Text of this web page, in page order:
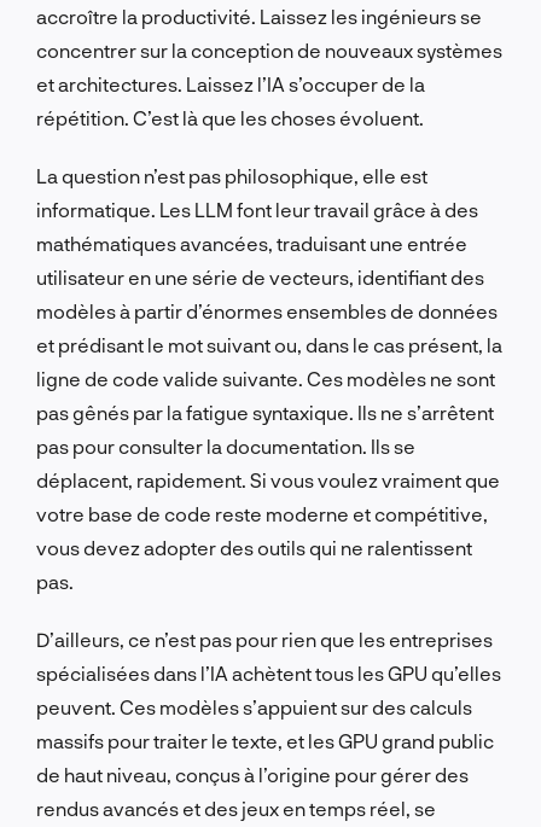
accroître la productivité. Laissez les ingénieurs se
concentrer sur la conception de nouveaux systèmes
et architectures. Laissez l’IA s’occuper de la
répétition. C’est là que les choses évoluent.
La question n’est pas philosophique, elle est
informatique. Les LLM font leur travail grâce à des
mathématiques avancées, traduisant une entrée
utilisateur en une série de vecteurs, identifiant des
modèles à partir d’énormes ensembles de données
et prédisant le mot suivant ou, dans le cas présent, la
ligne de code valide suivante. Ces modèles ne sont
pas gênés par la fatigue syntaxique. Ils ne s’arrêtent
pas pour consulter la documentation. Ils se
déplacent, rapidement. Si vous voulez vraiment que
votre base de code reste moderne et compétitive,
vous devez adopter des outils qui ne ralentissent
pas.
D’ailleurs, ce n’est pas pour rien que les entreprises
spécialisées dans l’IA achètent tous les GPU qu’elles
peuvent. Ces modèles s’appuient sur des calculs
massifs pour traiter le texte, et les GPU grand public
de haut niveau, conçus à l’origine pour gérer des
rendus avancés et des jeux en temps réel, se